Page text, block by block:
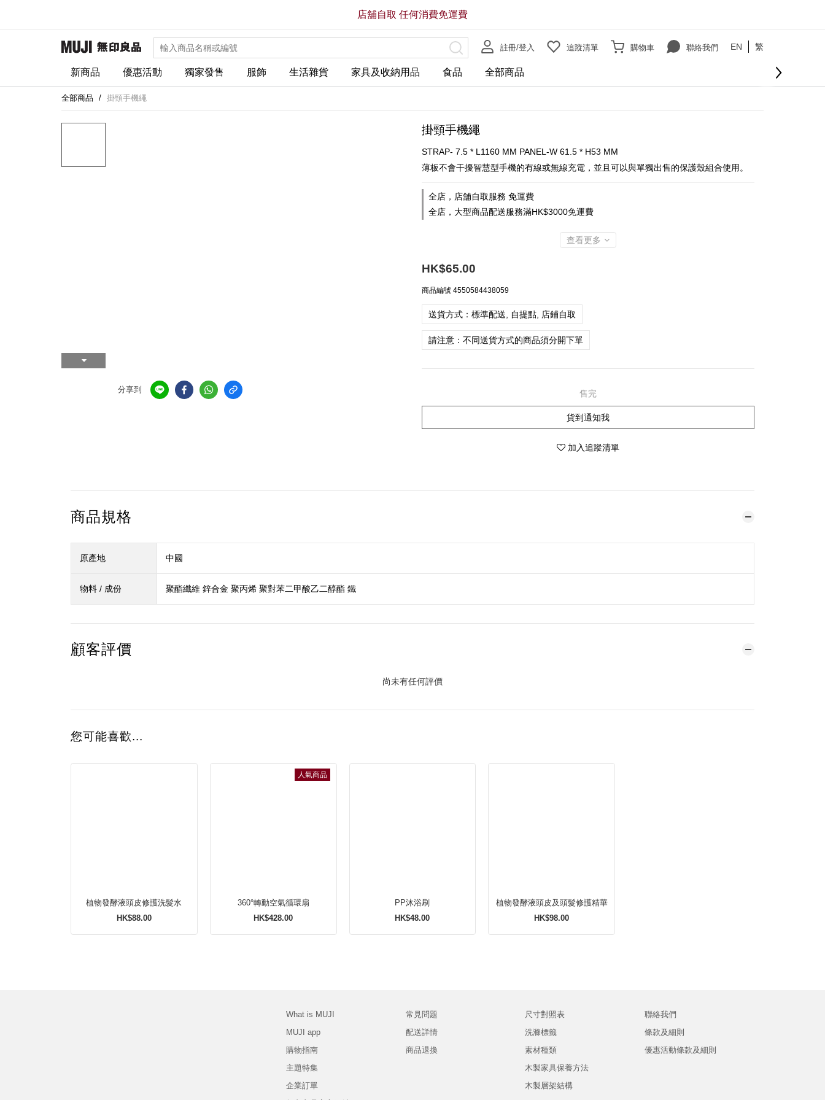
註冊/登入 追蹤清單 購物車 聯絡我們 EN 繁
新商品 優惠活動 獨家發售 服飾 生活雜貨 家具及收納用品 食品 全部商品
店舖自取 任何消費免運費
全部商品 掛頸手機繩
分享到
掛頸手機繩
STRAP- 7.5 * L1160 MM PANEL-W 61.5 * H53 MM
薄板不會干擾智慧型手機的有線或無線充電，並且可以與單獨出售的保護殼組合使用。
全店，店舖自取服務 免運費
全店，大型商品配送服務滿HK$3000免運費
查看更多
HK$65.00
商品編號 4550584438059
送貨方式：標準配送, 自提點, 店鋪自取
請注意：不同送貨方式的商品須分開下單
售完
貨到通知我
加入追蹤清單
商品規格
原產地 中國
物料 / 成份 聚酯纖維 鋅合金 聚丙烯 聚對苯二甲酸乙二醇酯 鐵
顧客評價
尚未有任何評價
您可能喜歡...
植物發酵液頭皮修護洗髮水
HK$88.00
人氣商品
360°轉動空氣循環扇
HK$428.00
PP沐浴刷
HK$48.00
植物發酵液頭皮及頭髮修護精華
HK$98.00
What is MUJI
MUJI app
購物指南
主題特集
企業訂單
常見問題
配送詳情
商品退換
尺寸對照表
洗滌標籤
素材種類
木製家具保養方法
木製層架結構
聯絡我們
條款及細則
優惠活動條款及細則